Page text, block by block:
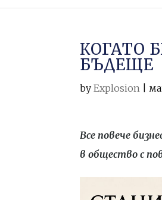
КОГАТО
БЪДЕЩЕ
byExplosion |
Все повече
в общество с